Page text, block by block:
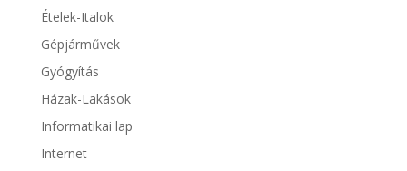
Ételek-Italok
Gépjárművek
Gyógyítás
Házak-Lakások
Informatikai lap
Internet